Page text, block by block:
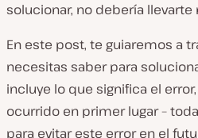
solucionar, no debería
En este post, te guiaremos a
necesitas saber para
incluye lo que significa el
ocurrido en primer lugar –
para evitar este error en el